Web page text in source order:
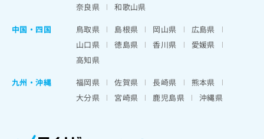
奈良県
和歌山県
中国・四国
鳥取県 島根県 岡山県
広島県
山口県
徳島県 香川県
愛媛県
高知県
九州・沖縄
福岡県 佐賀県 長崎県
熊本県
大分県
宮崎県 鹿児島県 沖縄県